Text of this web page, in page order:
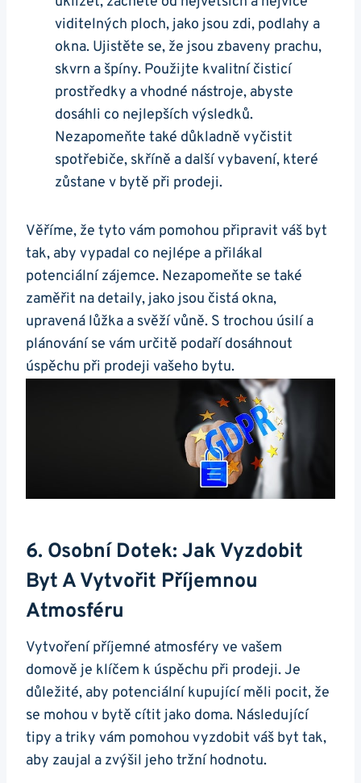
viditelných ploch, jako jsou zdi, podlahy a
okna. Ujistěte se, že jsou zbaveny prachu,
skvrn a špíny. Použijte kvalitní čisticí
prostředky a vhodné nástroje, abyste
dosáhli co nejlepších výsledků.
Nezapomeňte také důkladně vyčistit
spotřebiče, skříně a další vybavení, které
zůstane v bytě při prodeji.
Věříme, že tyto vám pomohou připravit váš byt
tak, aby vypadal co nejlépe a přilákal
potenciální zájemce. Nezapomeňte se také
zaměřit na detaily, jako jsou čistá okna,
upravená lůžka a svěží vůně. S trochou úsilí a
plánování se vám určitě podaří dosáhnout
úspěchu při prodeji vašeho bytu.
6. Osobní Dotek: Jak Vyzdobit
Byt A Vytvořit Příjemnou
Atmosféru
Vytvoření příjemné atmosféry ve vašem
domově je klíčem k úspěchu při prodeji. Je
důležité, aby potenciální kupující měli pocit, že
se mohou v bytě cítit jako doma. Následující
tipy a triky vám pomohou vyzdobit váš byt tak,
aby zaujal a zvýšil jeho tržní hodnotu.